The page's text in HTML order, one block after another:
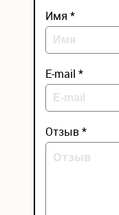
Имя *
E-mail *
Отзыв *